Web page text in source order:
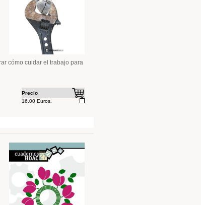
cómo cuidar el trabajo para
Precio
16.00 Euros.